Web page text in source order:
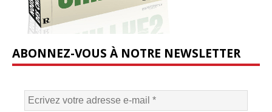
ABONNEZ-VOUS À NOTRE NEWSLETTER